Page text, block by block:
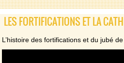
LES FORTIFICATIONS ET LA
L’histoire des fortifications et du jubé